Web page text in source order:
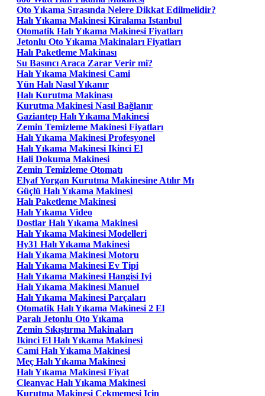
Oto Yıkama Sırasında Nelere Dikkat Edilmelidir?
Halı Yıkama Makinesi Kiralama Istanbul
Otomatik Halı Yıkama Makinesi Fiyatları
Jetonlu Oto Yıkama Makinaları Fiyatları
Halı Paketleme Makinası
Su Basıncı Araca Zarar Verir mi?
Halı Yıkama Makinesi Cami
Yün Halı Nasıl Yıkanır
Halı Kurutma Makinası
Kurutma Makinesi Nasıl Bağlanır
Gaziantep Halı Yıkama Makinesi
Zemin Temizleme Makinesi Fiyatları
Halı Yıkama Makinesi Profesyonel
Halı Yıkama Makinesi Ikinci El
Hali Dokuma Makinesi
Zemin Temizleme Otomatı
Elyaf Yorgan Kurutma Makinesine Atılır Mı
Güçlü Halı Yıkama Makinesi
Halı Paketleme Makinesi
Halı Yıkama Video
Dostlar Halı Yıkama Makinesi
Halı Yıkama Makinesi Modelleri
Hy31 Halı Yıkama Makinesi
Halı Yıkama Makinesi Motoru
Halı Yıkama Makinesi Ev Tipi
Halı Yıkama Makinesi Hangisi Iyi
Halı Yıkama Makinesi Manuel
Halı Yıkama Makinesi Parçaları
Otomatik Halı Yıkama Makinesi 2 El
Paralı Jetonlu Oto Yıkama
Zemin Sıkıştırma Makinaları
Ikinci El Halı Yıkama Makinesi
Cami Halı Yıkama Makinesi
Meç Halı Yıkama Makinesi
Halı Yıkama Makinesi Fiyat
Cleanvac Halı Yıkama Makinesi
Kurutma Makinesi Çekmemesi Için